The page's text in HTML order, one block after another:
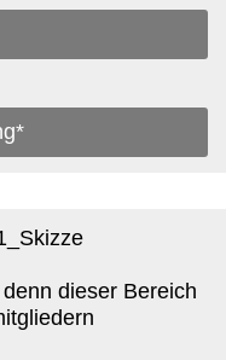
dieser Bereich